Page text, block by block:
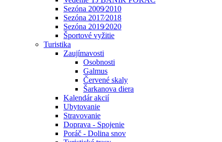
Sezóna 2009⁄2010
Sezóna 2017⁄2018
Sezóna 2019⁄2020
Športové vyžitie
Turistika
Zaujímavosti
Osobnosti
Galmus
Červené skaly
Šarkanova diera
Kalendár akcií
Ubytovanie
Stravovanie
Doprava - Spojenie
Poráč - Dolina snov